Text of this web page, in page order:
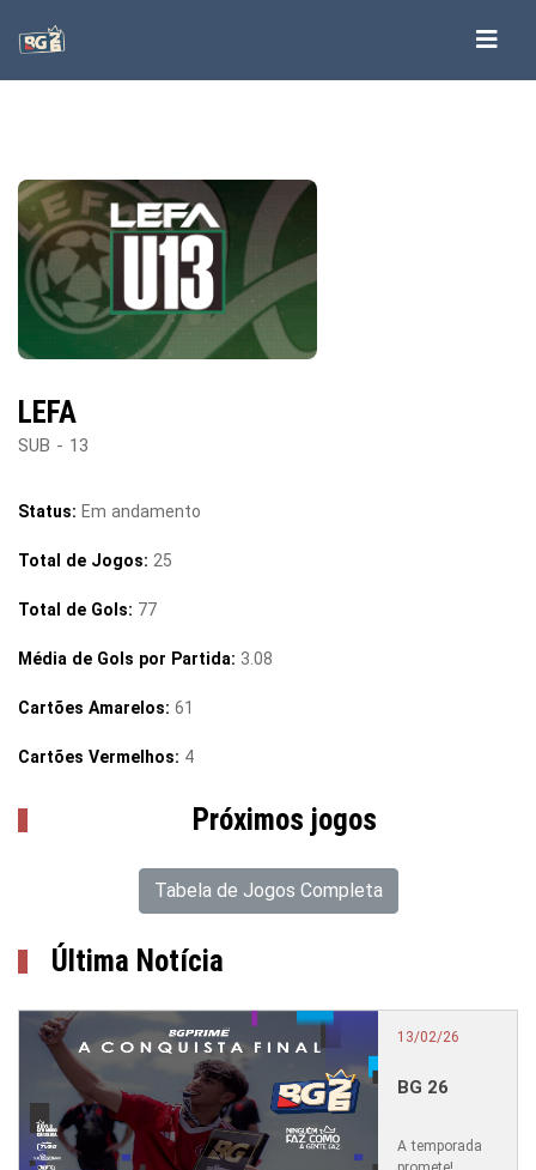
LEFA
SUB - 13
Status: Em andamento
Total de Jogos: 25
Total de Gols: 77
Média de Gols por Partida: 3.08
Cartões Amarelos: 61
Cartões Vermelhos: 4
Próximos jogos
Tabela de Jogos Completa
Última Notícia
13/02/26
BG 26
A temporada